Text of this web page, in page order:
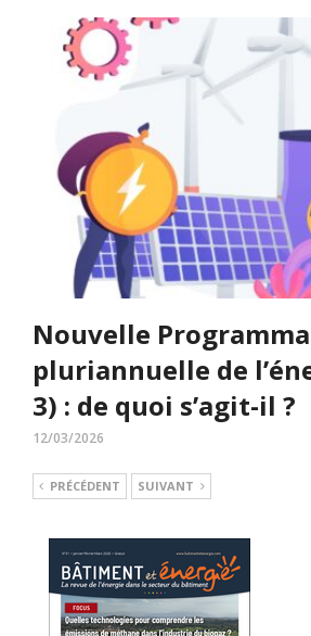
Nouvelle
pluriannuelle de
3) : de quoi s’agit-il ?
12/03/2026
PRÉCÉDENT SUIVANT